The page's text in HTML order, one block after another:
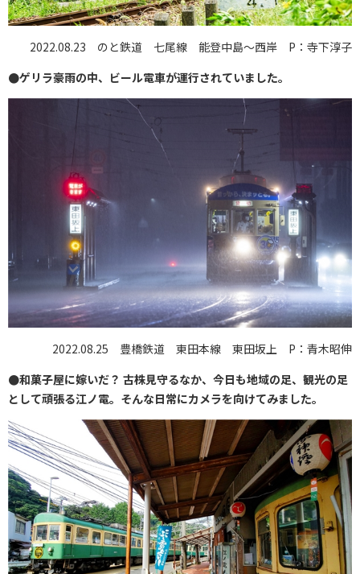
2022.08.23 のと鉄道 七尾線 能登中島～西岸 P：寺下淳子
●ゲリラ豪雨の中、ビール電車が運行されていました。
2022.08.25 豊橋鉄道 東田本線 東田坂上 P：青木昭伸
●和菓子屋に嫁いだ？ 古株見守るなか、今日も地域の足、観光の足
として頑張る江ノ電。そんな日常にカメラを向けてみました。